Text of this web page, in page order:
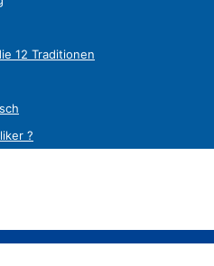
12 Traditionen
?